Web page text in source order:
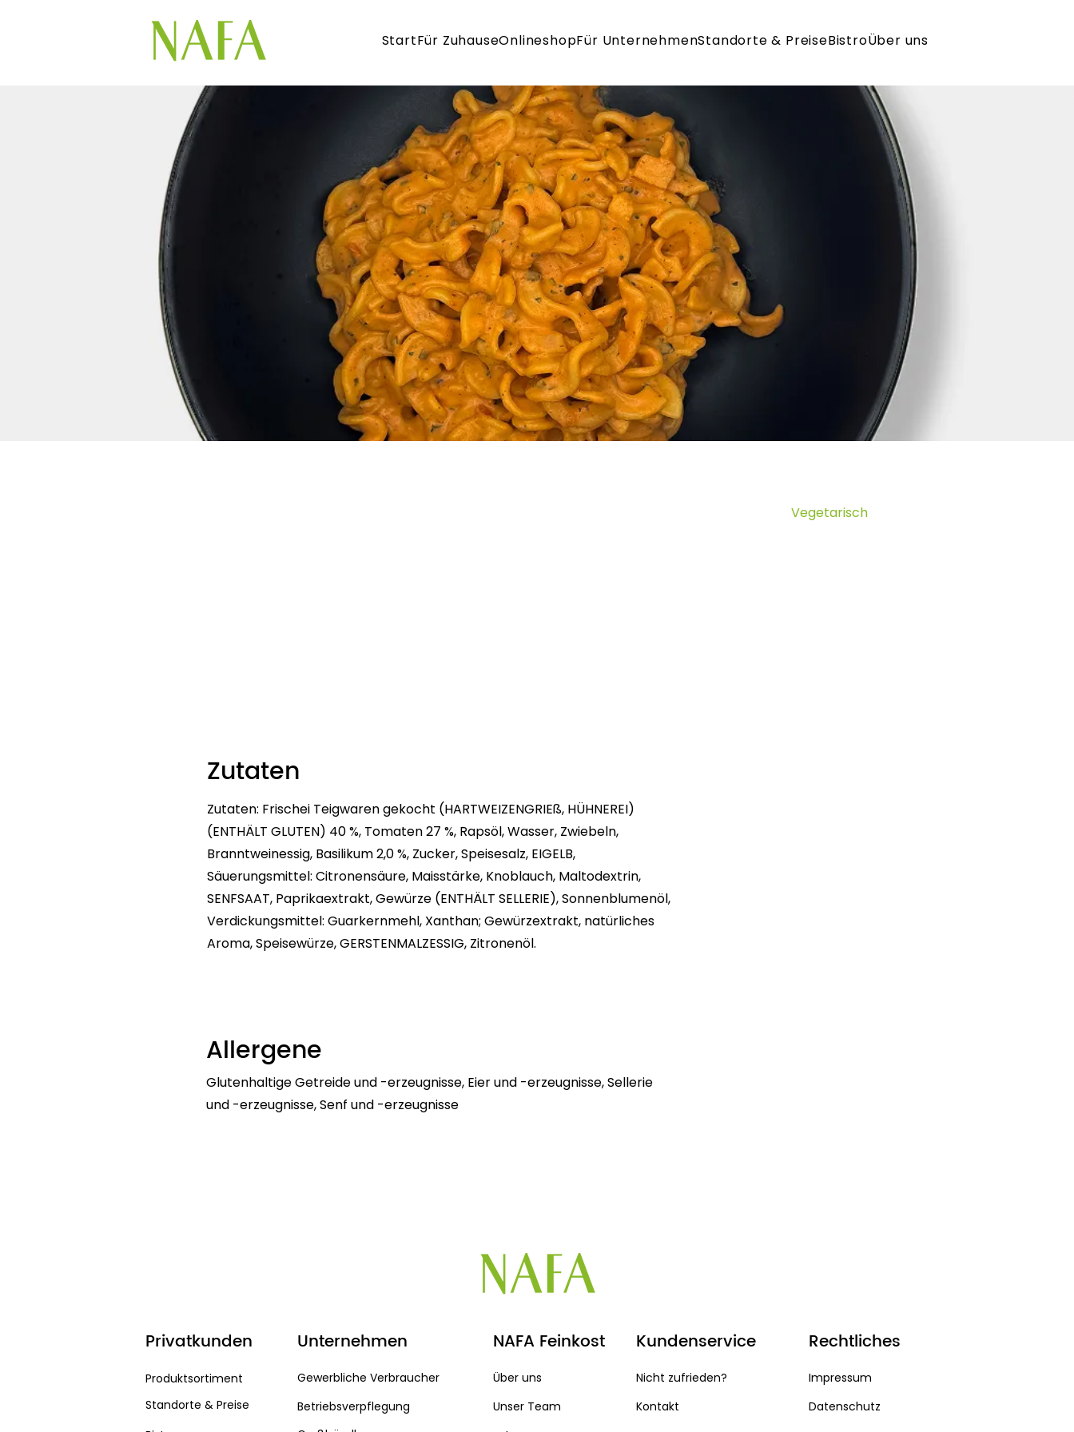
StartFür ZuhauseOnlineshopFür UnternehmenStandorte & PreiseBistroÜber uns
Vegetarisch
Zutaten
Zutaten: Frischei Teigwaren gekocht (HARTWEIZENGRIEß, HÜHNEREI)
(ENTHÄLT GLUTEN) 40 %, Tomaten 27 %, Rapsöl, Wasser, Zwiebeln,
Branntweinessig, Basilikum 2,0 %, Zucker, Speisesalz, EIGELB,
Säuerungsmittel: Citronensäure, Maisstärke, Knoblauch, Maltodextrin,
SENFSAAT, Paprikaextrakt, Gewürze (ENTHÄLT SELLERIE), Sonnenblumenöl,
Verdickungsmittel: Guarkernmehl, Xanthan; Gewürzextrakt, natürliches
Aroma, Speisewürze, GERSTENMALZESSIG, Zitronenöl.
Allergene
Glutenhaltige Getreide und -erzeugnisse, Eier und -erzeugnisse, Sellerie
und -erzeugnisse, Senf und -erzeugnisse
Privatkunden
Produktsortiment
Standorte & Preise
Unternehmen
Gewerbliche Verbraucher
Betriebsverpflegung
NAFA Feinkost
Über uns
Unser Team
Kundenservice
Nicht zufrieden?
Kontakt
Rechtliches
Impressum
Datenschutz